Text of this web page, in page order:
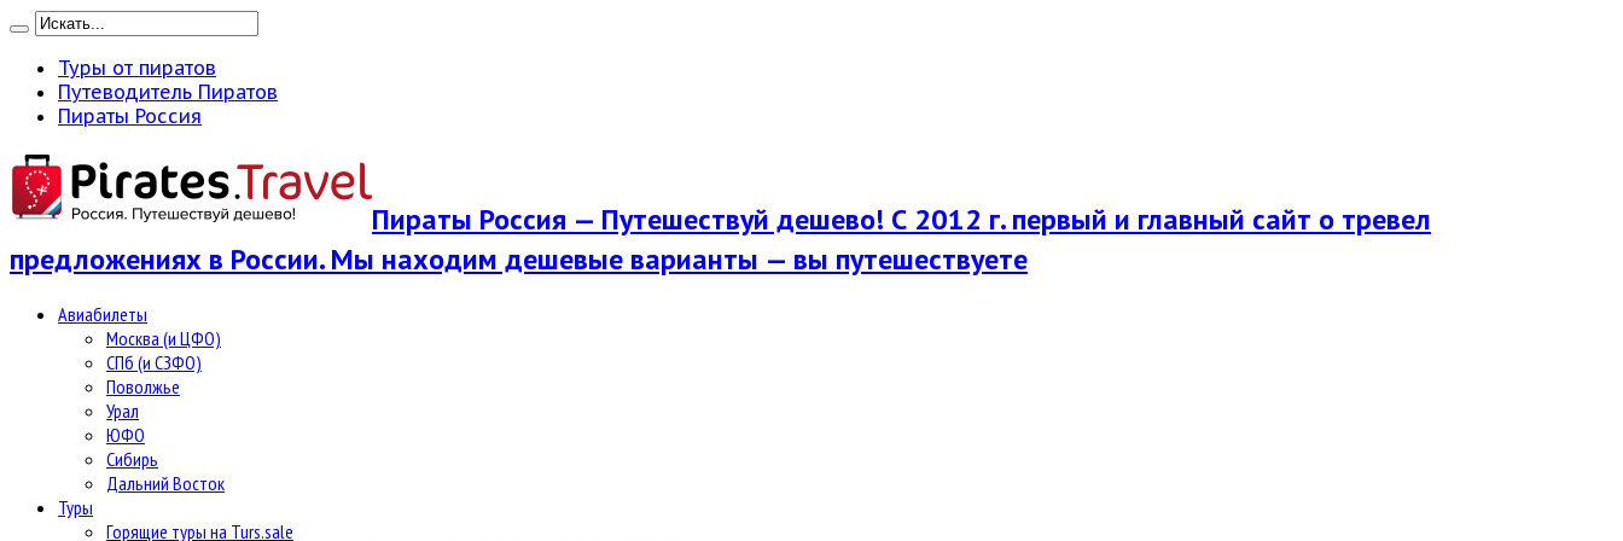
Туры от пиратов
Путеводитель Пиратов
Пираты Россия
Пираты Россия — Путешествуй дешево! С 2012 г. первый и главный сайт о тревел
предложениях в России. Мы находим дешевые варианты — вы путешествуете
Авиабилеты
Москва (и ЦФО)
СПб (и СЗФО)
Поволжье
Урал
ЮФО
Сибирь
Дальний Восток
Туры
Горящие туры на Turs.sale